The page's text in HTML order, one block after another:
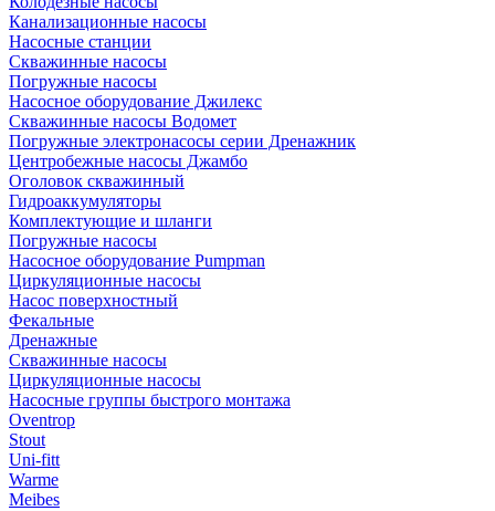
Канализационные насосы
Насосные станции
Скважинные насосы
Погружные насосы
Насосное оборудование Джилекс
Скважинные насосы Водомет
Погружные электронасосы серии Дренажник
Центробежные насосы Джамбо
Оголовок скважинный
Гидроаккумуляторы
Комплектующие и шланги
Погружные насосы
Насосное оборудование Pumpman
Циркуляционные насосы
Насос поверхностный
Фекальные
Дренажные
Скважинные насосы
Циркуляционные насосы
Насосные группы быстрого монтажа
Oventrop
Stout
Uni-fitt
Warme
Meibes